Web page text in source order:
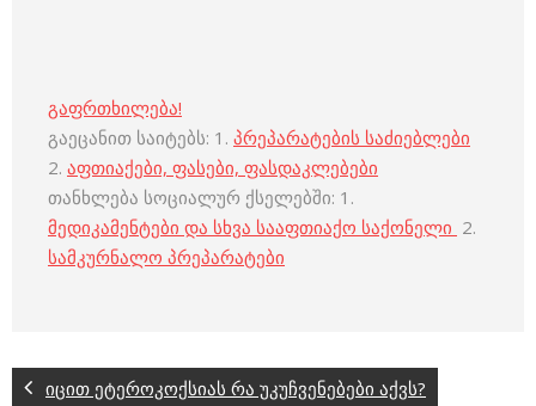
გაფრთხილება!
გაეცანით საიტებს: 1. პრეპარატების საძიებლები
2. აფთიაქები, ფასები, ფასდაკლებები
თანხლება სოციალურ ქსელებში: 1.
მედიკამენტები და სხვა სააფთიაქო საქონელი 2.
სამკურნალო პრეპარატები
იცით ეტეროკოქსიას რა უკუჩვენებები აქვს?